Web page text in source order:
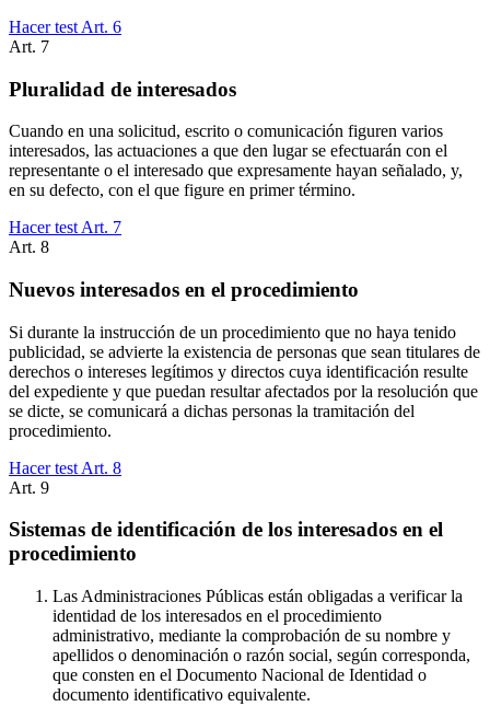
Hacer test Art. 6
Art. 7
Pluralidad de interesados
Cuando en una solicitud, escrito o comunicación figuren varios
interesados, las actuaciones a que den lugar se efectuarán con el
representante o el interesado que expresamente hayan señalado, y,
en su defecto, con el que figure en primer término.
Hacer test Art. 7
Art. 8
Nuevos interesados en el procedimiento
Si durante la instrucción de un procedimiento que no haya tenido
publicidad, se advierte la existencia de personas que sean titulares de
derechos o intereses legítimos y directos cuya identificación resulte
del expediente y que puedan resultar afectados por la resolución que
se dicte, se comunicará a dichas personas la tramitación del
procedimiento.
Hacer test Art. 8
Art. 9
Sistemas de identificación de los interesados en el
procedimiento
Las Administraciones Públicas están obligadas a verificar la
identidad de los interesados en el procedimiento
administrativo, mediante la comprobación de su nombre y
apellidos o denominación o razón social, según corresponda,
que consten en el Documento Nacional de Identidad o
documento identificativo equivalente.